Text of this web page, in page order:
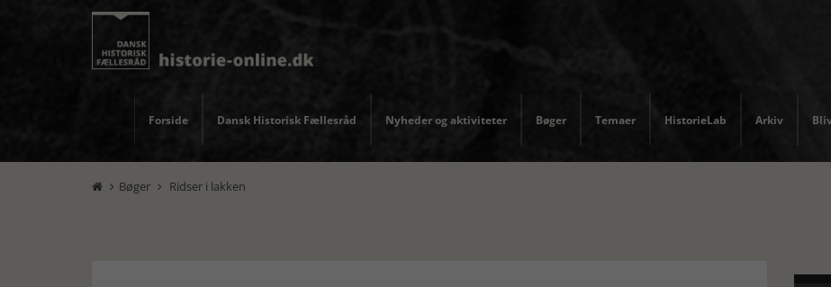
Forside Dansk Historisk Fællesråd Nyheder og aktiviteter Bøger Temaer HistorieLab Arkiv
 Bøger  Ridser i lakken